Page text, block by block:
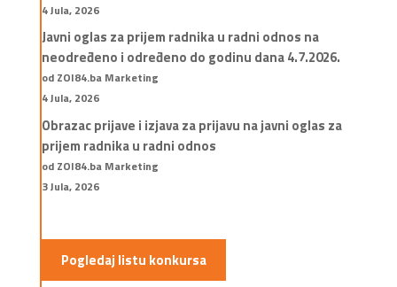
4 Jula, 2026
Javni oglas za prijem radnika u radni odnos na
neodređeno i određeno do godinu dana 4.7.2026.
od ZOI84.ba Marketing
4 Jula, 2026
Obrazac prijave i izjava za prijavu na javni oglas za
prijem radnika u radni odnos
od ZOI84.ba Marketing
3 Jula, 2026
Pogledaj listu konkursa